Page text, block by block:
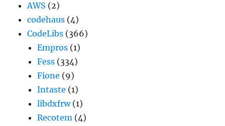
AWS (2)
codehaus (4)
CodeLibs (366)
Empros (1)
Fess (334)
Fione (9)
Intaste (1)
libdxfrw(1)
Recotem (4)